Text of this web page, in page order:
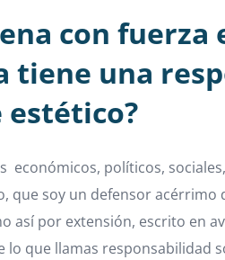
con fuerza
tiene una
políticos,
soy un defensor acérrimo
por extensión, escrito en
que llamas responsabilidad